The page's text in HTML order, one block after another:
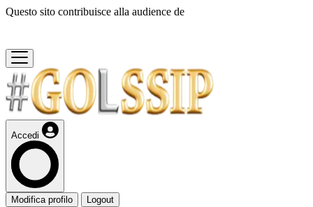
Questo sito contribuisce alla audience de
Accedi
Modifica profilo Logout